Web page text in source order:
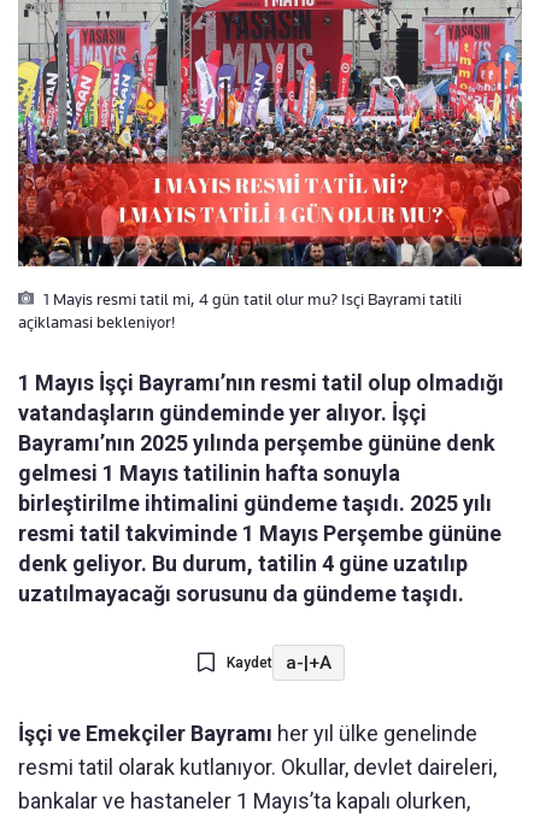
1 Mayis resmi tatil mi, 4 gün tatil olur mu? Isçi Bayrami tatili
açiklamasi bekleniyor!
1 Mayıs İşçi Bayramı’nın resmi tatil olup olmadığı
vatandaşların gündeminde yer alıyor. İşçi
Bayramı’nın 2025 yılında perşembe gününe denk
gelmesi 1 Mayıs tatilinin hafta sonuyla
birleştirilme ihtimalini gündeme taşıdı. 2025 yılı
resmi tatil takviminde 1 Mayıs Perşembe gününe
denk geliyor. Bu durum, tatilin 4 güne uzatılıp
uzatılmayacağı sorusunu da gündeme taşıdı.
Kaydet a-|+A
İşçi ve Emekçiler Bayramı her yıl ülke genelinde
resmi tatil olarak kutlanıyor. Okullar, devlet daireleri,
bankalar ve hastaneler 1 Mayıs’ta kapalı olurken,